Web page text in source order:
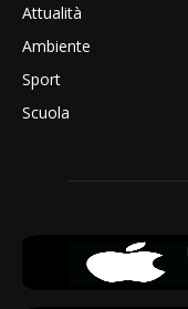
Attualità
Ambiente
Sport
Scuola